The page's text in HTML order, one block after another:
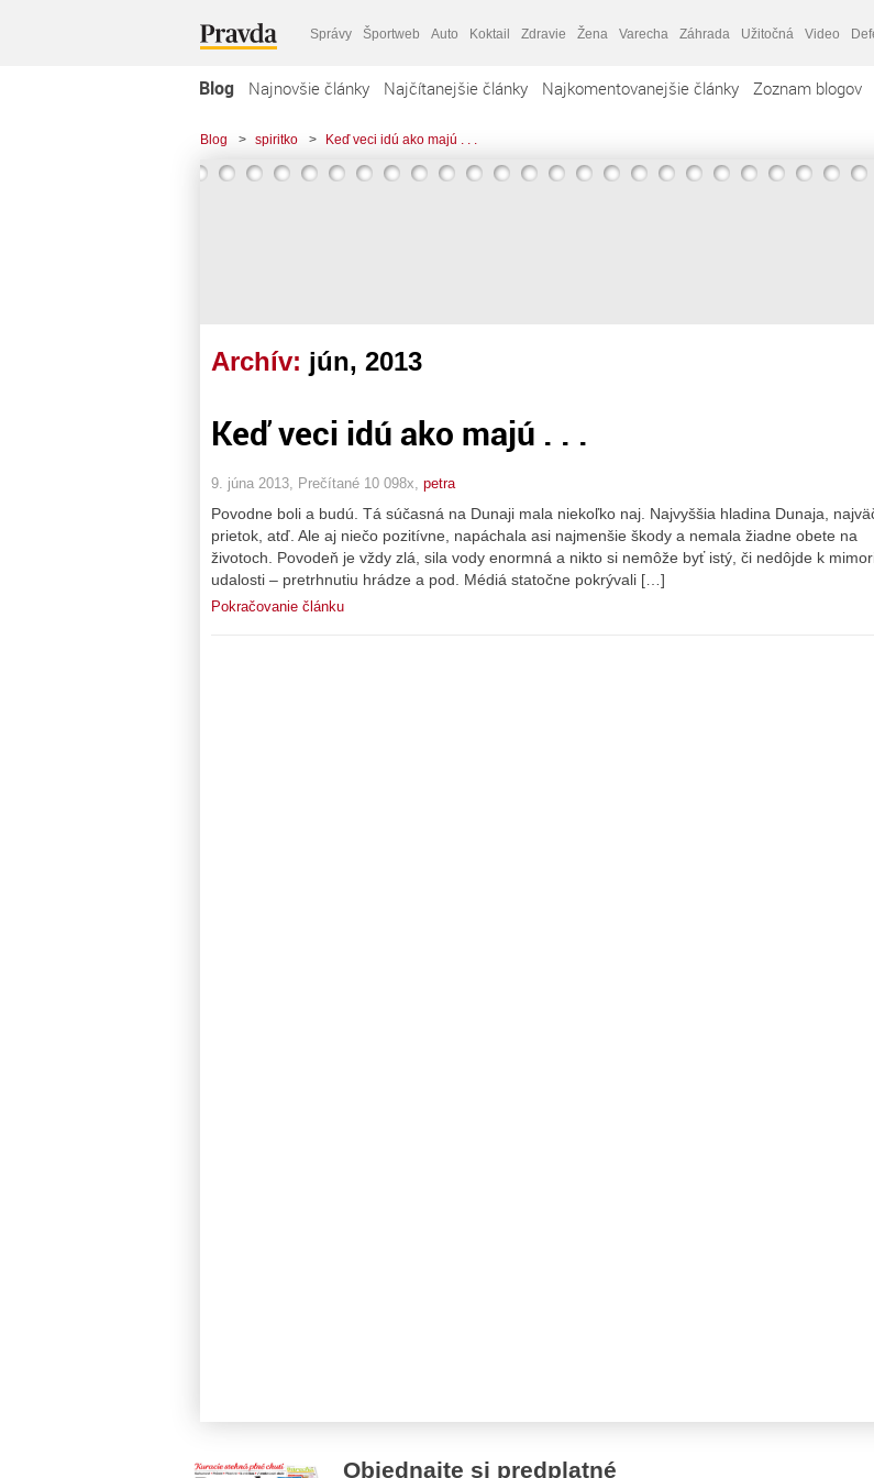
Správy Športweb Auto Koktail Zdravie Žena Varecha Záhrada Užitočná Video
Blog Najnovšie články Najčítanejšie články Najkomentovanejšie články Zoznam blogov
Blog > spiritko > Keď veci idú ako majú . . .
Archív: jún, 2013
Keď veci idú ako majú . . .
9. júna 2013, Prečítané 10 098x, petra
Povodne boli a budú. Tá súčasná na Dunaji mala niekoľko naj. Najvyššia hladina Dunaja,
prietok, atď. Ale aj niečo pozitívne, napáchala asi najmenšie škody a nemala žiadne obete na
životoch. Povodeň je vždy zlá, sila vody enormná a nikto si nemôže byť istý, či nedôjde k
udalosti – pretrhnutiu hrádze a pod. Médiá statočne pokrývali […]
Pokračovanie článku
Objednajte si predplatné